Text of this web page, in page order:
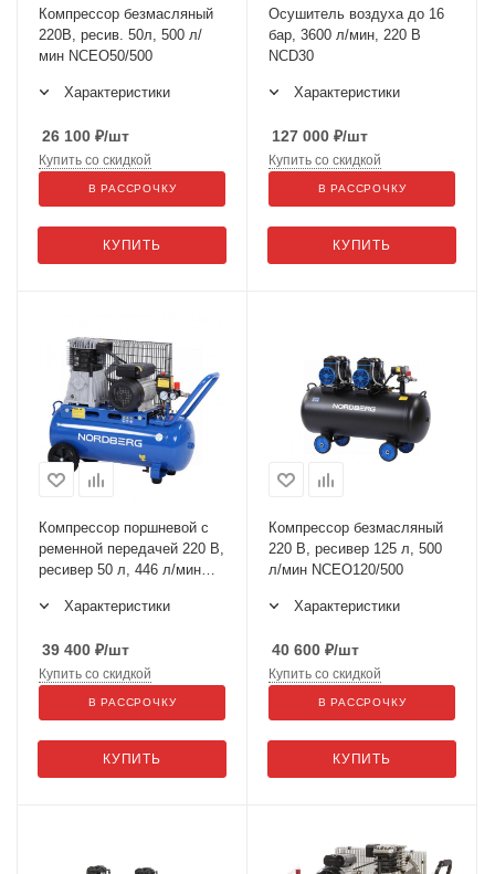
Компрессор безмасляный
220В, ресив. 50л, 500 л/
мин NCEO50/500
Характеристики
26 100 ₽/шт
КУПИТЬ
Купить со скидкой
В РАССРОЧКУ
Осушитель воздуха до 16
бар, 3600 л/мин, 220 В
NCD30
Характеристики
127 000 ₽/шт
КУПИТЬ
Купить со скидкой
В РАССРОЧКУ
Компрессор поршневой с
ременной передачей 220 В,
ресивер 50 л, 446 л/мин
Характеристики
39 400 ₽/шт
КУПИТЬ
Купить со скидкой
В РАССРОЧКУ
Компрессор безмасляный
220 В, ресивер 125 л, 500
л/мин NCEO120/500
Характеристики
40 600 ₽/шт
КУПИТЬ
Купить со скидкой
В РАССРОЧКУ